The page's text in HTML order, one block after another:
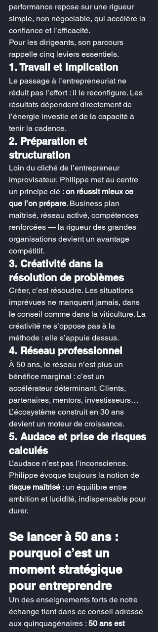
performance repose sur une rigueur
simple, non négociable, qui accélère la
confiance et l’efficacité.
Pour les dirigeants, son parcours
rappelle cinq leviers essentiels.
1. Travail et implication
Le passage à l’entrepreneuriat ne
réduit pas l’effort : il le reconfigure. Les
résultats dépendent directement de
l’énergie investie et de la capacité à
tenir la cadence.
2. Préparation et
structuration
Loin du cliché de l’entrepreneur
improvisateur, Philippe met au centre
un principe clé : on réussit mieux ce
que l’on prépare. Business plan
maîtrisé, réseau activé, compétences
renforcées — la rigueur des grandes
organisations devient un avantage
compétitif.
3. Créativité dans la
résolution de problèmes
Créer, c’est résoudre. Les situations
imprévues ne manquent jamais, dans
le conseil comme dans la viticulture. La
créativité ne s’oppose pas à la
méthode : elle s’appuie dessus.
4. Réseau professionnel
À 50 ans, le réseau n’est plus un
bénéfice marginal : c’est un
accélérateur déterminant. Clients,
partenaires, mentors, investisseurs…
L’écosystème construit en 30 ans
devient un moteur de croissance.
5. Audace et prise de risques
calculés
L’audace n’est pas l’inconscience.
Philippe évoque toujours la notion de
risque maîtrisé : un équilibre entre
ambition et lucidité, indispensable pour
durer.
Se lancer à 50 ans :
pourquoi c’est un
moment stratégique
pour entreprendre
Un des enseignements forts de notre
échange tient dans ce conseil adressé
aux quinquagénaires : 50 ans est